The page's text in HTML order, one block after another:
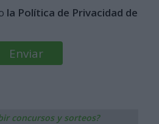
la Política de Privacidad de
concursos y sorteos?